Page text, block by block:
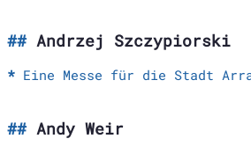
Andrzej Szczypiorski
Eine Messe für die Stadt
Andy Weir